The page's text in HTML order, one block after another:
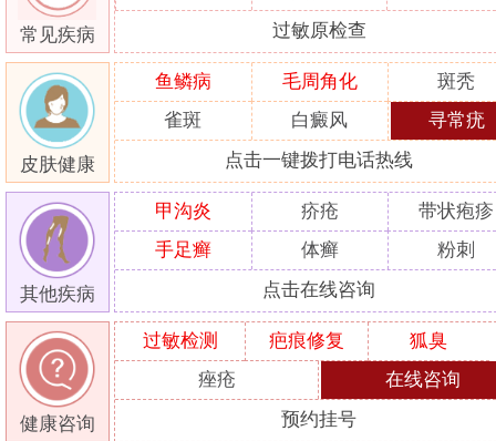
常见疾病 过敏原检查
皮肤健康
鱼鳞病 毛周角化
斑秃
雀斑
白癜风 寻常疣
点击一键拨打电话热线
其他疾病
甲沟炎 疥疮
带状疱疹
手足癣
体癣 粉刺
点击在线咨询
健康咨询
过敏检测 疤痕修复
狐臭
痤疮
在线咨询
预约挂号